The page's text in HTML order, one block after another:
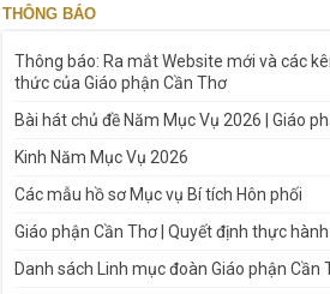
THÔNG BÁO
Thông báo: Ra mắt Website mới và các
thức của Giáo phận Cần Thơ
Bài hát chủ đề Năm Mục Vụ 2026 | Giáo
Kinh Năm Mục Vụ 2026
Các mẫu hồ sơ Mục vụ Bí tích Hôn phối
Giáo phận Cần Thơ | Quyết định thực
Danh sách Linh mục đoàn Giáo phận